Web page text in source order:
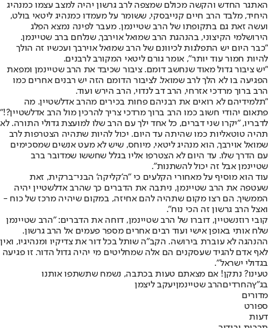
האתגר החדש והקשה מכולם שמצפה לרב גרשון יהיה למצב עצמו כמנהיג
היחיד, מלבד הרב חיים קנייבסקי, ששומר על מעמדו כמנהיג ליטאי בולט,
ועשה זאת גם בתקופתו של הרב שטיינמן. מעבר לפינה נמצא הפלג
הירושלמי הקיצוני, בהנהגת הרב שמואל אוירבך, שנלחם ברב שטיינמן.
"כבר היום יש התפלגות לכיוונם של הרב שמואל אוירבך ועכשיו זה הולך
להיות חמור עוד יותר", אומר גורם ליטאי המקורב לרבנים.
"יש ציבור גדול מאוד שנחשב דומם. ציבור שכיבד את הרב שטיינמן ומפאת
הפגיעה בו לא הלך לרב שמואל. לציבור הדומם הזה יש רבנים אחרים כמו
הרב ברוך מרדכי אזרחי, הרב דב לנדוי, הרב הירש ועוד.
"תלמידיהם לא רואים את רבניהם פחות בכירים מהרב אדלשטיין. מה
פתאום יהודי חשוב כמו הרב ברוך מרדכי צריך להרכין מול הרב אדלשטיין?!"
לדבריו, "יקרו שני דברים, כל אחד ילך עם הרב שלו למועצת גדולי התורה. לא
תהיה טוטאליות כמו שהיתה עד היום. יכול להיות שתהיה הצטרפות לרב
שמואל אוירבך, הוא מנהיג ליטאי, מיוחס, שיש לא מעט אנשים שמסכימים
עם הדרך שלו. עד היום לא הצטרפו אליו בגלל שחששו שמדובר ברב
שטיינמן אבל זה יכול להשתנות".
עוד הוא מוסיף על מאחורי הקלעים כי "ה'קליקה' הבני־ברקית, זאת
שעטפה את הרב שטיינמן, ניתבה את הדברים כך שהרב אדלשטיין יהיה
הממשיך. הם רצו מקום שתהיה להם אחיזה, במקום שיהיה מרכז של כוח -
ואצל הרב גרשון זה הכי נוח".
קובי רוזנשטיין, דוברו של הרב שטיינמן, דוחה את הדברים: "הרב שטיינמן
שלח אותי באופן אישי ועוד רבים אחרים מספר פעמים אל הרב גרשון.
ההנהגה לא עוברת בירושה. הקב"ה שותל בכל דור את צדיקיו ומנהיגיו, ואין
לאף אדם להגיד שעסקנים הם אלה שמחליטים מי יהיה גדול הדור. זו פגיעה
בגדולי ישראל".
טעינו? נתקן! אם מצאתם טעות בכתבה, נשמח שתשתפו אותנו
בג"ץהחרדיםהרב שטיינמןיעקב ליצמן
מדורים
ספורט
דעות